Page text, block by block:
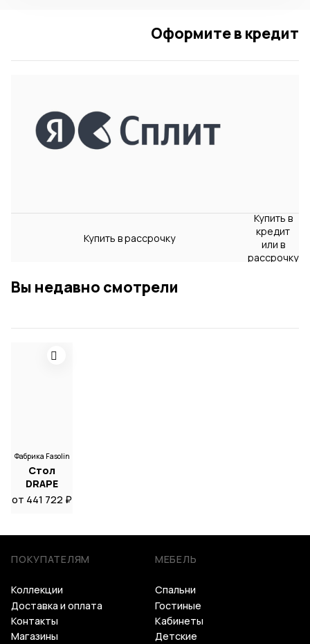
Оформите в кредит
Купить в рассрочку
Купить в
кредит
или в
рассрочку
Вы недавно смотрели
Фабрика Fasolin
Стол
DRAPE
от 441 722 ₽
ПОКУПАТЕЛЯМ
Коллекции
Доставка и оплата
Контакты
Магазины
МЕБЕЛЬ
Спальни
Гостиные
Кабинеты
Детские